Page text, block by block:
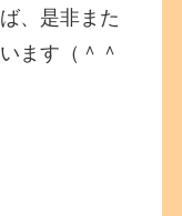
、是非また
ます（＾＾